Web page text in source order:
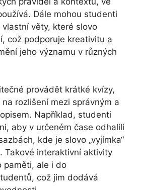
Dále mohou studenti
věty, které slovo
což podporuje kreativitu a
jeho významu v různých
provádět krátké kvízy,
rozlišení mezi správným a
Například, studenti
aby v určeném čase odhalili
kde je slovo „vyjímka“
Takové interaktivní aktivity
paměti, ale i do
což jim dodává